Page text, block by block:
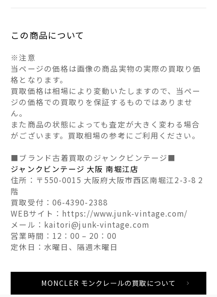
この商品について
※注意
当ページの価格は画像の商品実物の実際の買取り価
格となります。
買取価格は相場により変動いたしますので、当ペー
ジの価格での買取りを保証するものではありませ
ん。
また商品の状態によっても査定が大きく変わる場合
がございます。買取相場の参考にご利用ください。
■ブランド古着買取のジャンクビンテージ■
ジャンクビンテージ 大阪 南堀江店
住所：〒550-0015 大阪府大阪市西区南堀江2-3-8 2
階
買取受付：06-4390-2388
WEBサイト：https://www.junk-vintage.com/
メール：kaitori@junk-vintage.com
営業時間：12：00 – 20：00
定休日：水曜日、隔週木曜日
MONCLER モンクレールの買取について